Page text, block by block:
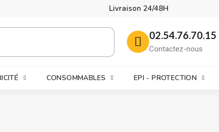
Livraison 24/48H
02.54.76.70.15
Contactez-nous
CONSOMMABLES EPI - PROTECTION